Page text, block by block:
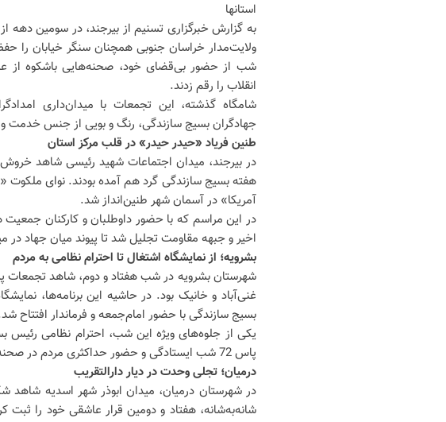
استانها
به گزارش خبرگزاری تسنیم از بیرجند، در سومین دهه
ولایت‌مدار خراسان جنوبی همچنان سنگر خیابان را
شب از حضور بی‌قضای خود، صحنه‌هایی باشکوه از
انقلاب را رقم زدند.
شامگاه گذشته، این تجمعات با میدان‌داری
جهادگران بسیج سازندگی، رنگ و بویی از جنس خدمت و
طنین فریاد «حیدر حیدر» در قلب مرکز استان
در بیرجند، میدان اجتماعات شهید رئیسی شاهد
هفته بسیج سازندگی گرد هم آمده بودند. نوای
آمریکا» در آسمان شهر طنین‌انداز شد.
در این مراسم که با حضور داوطلبان و کارکنان جمعیت
اخیر و جبهه مقاومت تجلیل شد تا پیوند میان جهاد در
بشرویه؛ از نمایشگاه اشتغال تا احترام نظامی به مردم
شهرستان بشرویه در شب هفتاد و دوم، شاهد تجمعات
غنی‌آباد و خانیک بود. در حاشیه این برنامه‌ها،
بسیج سازندگی با حضور امام‌جمعه و فرماندار افتتاح
یکی از جلوه‌های ویژه این شب، احترام نظامی رئیس
پاس 72 شب ایستادگی و حضور حداکثری مردم در صحنه که تحسین همگان را برانگیخت.
درمیان؛ تجلی وحدت در دیار دارالتقریب
در شهرستان درمیان، میدان ابوذر شهر اسدیه شاهد
شانه‌به‌شانه، هفتاد و دومین قرار عاشقی خود را